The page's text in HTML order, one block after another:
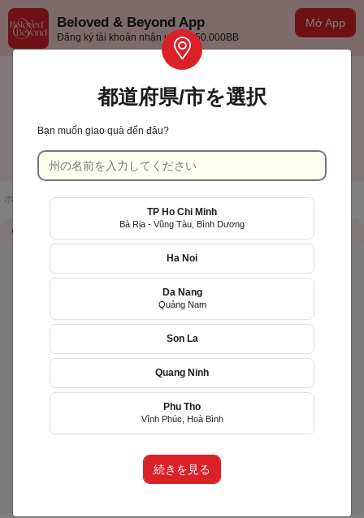
Mở App
Beloved & Beyond App
Đăng ký tài khoản nhận ưu đãi 50.000BB
Khánh Hòa
ホームページ / 店舗一覧 / LiLy's Cake
QR Code
Huyện Diên Khánh, Khánh Hòa
都道府県/市を選択
Bạn muốn giao quà đến đâu?
TP Ho Chi Minh
Bà Rịa - Vũng Tàu, Bình Dương
Ha Noi
Da Nang
Quảng Nam
Son La
Quang Ninh
Phu Tho
Vĩnh Phúc, Hoà Bình
続きを見る